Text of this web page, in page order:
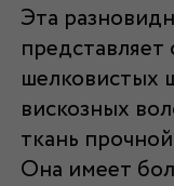
Эта
представляет
шелковистых
вискозных
ткань
Она имеет